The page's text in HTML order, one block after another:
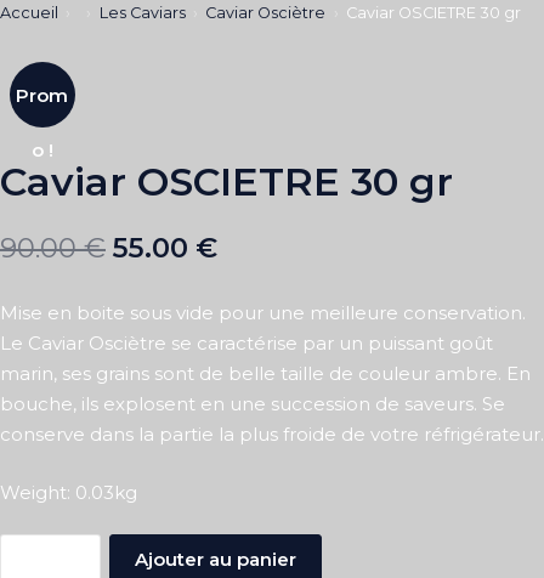
Accueil Les Caviars Caviar Osciètre Caviar OSCIETRE 30 gr
Prom
o !
Caviar OSCIETRE 30 gr
90.00€ 55.00 €
Mise en boite sous vide pour une meilleure conservation.
Le Caviar Osciètre se caractérise par un puissant goût
marin, ses grains sont de belle taille de couleur ambre. En
bouche, ils explosent en une succession de saveurs. Se
conserve dans la partie la plus froide de votre réfrigérateur.
Weight: 0.03kg
Ajouter au panier